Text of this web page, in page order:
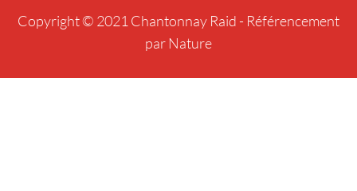
Copyright © 2021 Chantonnay Raid - Référencement
par Nature